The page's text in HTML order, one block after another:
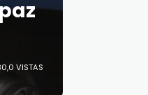
VISTAS